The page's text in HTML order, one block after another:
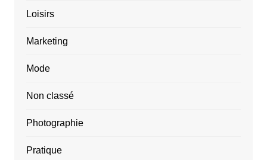
Loisirs
Marketing
Mode
Non classé
Photographie
Pratique